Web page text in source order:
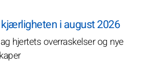
kjærligheten i august 2026
hjertets overraskelser og nye